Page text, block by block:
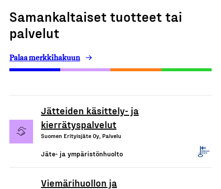
Samankaltaiset tuotteet tai
palvelut
Palaa merkkihakuun
Jätteiden käsittely- ja
kierrätyspalvelut
Suomen Erityisjäte Oy, Palvelu
Jäte- ja ympäristönhuolto
Viemärihuollon ja